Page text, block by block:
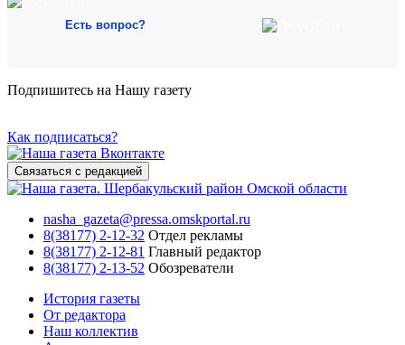
Есть вопрос?
Подпишитесь на Нашу газету
Как подписаться?
Связаться с редакцией
nasha_gazeta@pressa.omskportal.ru
8(38177) 2-12-32 Отдел рекламы
8(38177) 2-12-81 Главный редактор
8(38177) 2-13-52 Обозреватели
История газеты
От редактора
Наш коллектив